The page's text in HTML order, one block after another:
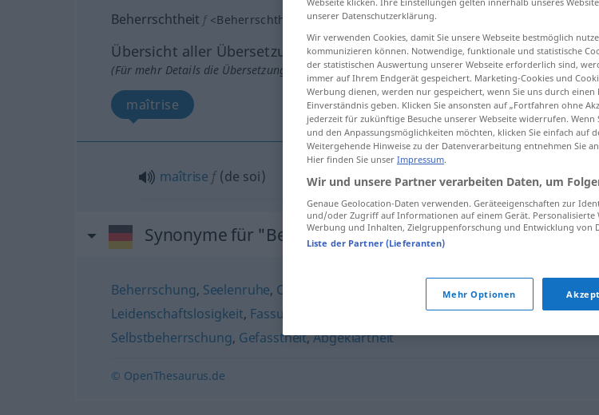
Beherrschtheit f <Beherrschtheit
Übersicht aller Übersetzungen
(Für mehr Details die Übersetzung anklicken/antippen)
maîtrise
maîtrise f(de soi) Beherrschtheit
Synonyme für "Beherrschtheit"
Beherrschung, Seelenruhe, Charakterstärke Unerschütterlichkeit,Gemütsruhe,
Leidenschaftslosigkeit, Fassung Gelassenheit,Kaltblütigkeit,
Selbstbeherrschung, Gefasstheit,Abgeklärtheit
© OpenThesaurus.de
unserer Datenschutzerklärung.
Wir verwenden Cookies, damit Sie unsere Webseite bestmöglich
kommunizieren können. Notwendige, funktionale und statistische
der statistischen Auswertung unserer Webseite erforderlich sind,
immer auf Ihrem Endgerät gespeichert. Marketing-Cookies und
Werbung dienen, werden nur gespeichert, wenn Sie uns durch
Einverständnis geben. Klicken Sie ansonsten auf „Fortfahren ohne
jederzeit für zukünftige Besuche unserer Webseite widerrufen.
und den Anpassungsmöglichkeiten möchten, klicken Sie einfach auf
Weitergehende Hinweise zu der Datenverarbeitung entnehmen Sie
Hier finden Sie unser Impressum.
Wir und unsere Partner verarbeiten Daten, um
Genaue Geolocation-Daten verwenden. Geräteeigenschaften zur
und/oder Zugriff auf Informationen auf einem Gerät. Personalisierte
Werbung und Inhalten, Zielgruppenforschung und Entwicklung von
Liste der Partner (Lieferanten)
Mehr Optionen